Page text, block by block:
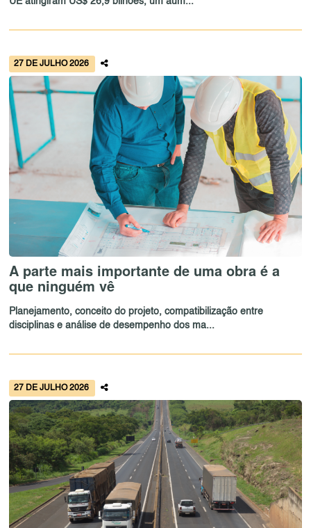
27 DE JULHO 2026
A parte mais importante de uma obra é a
que ninguém vê
Planejamento, conceito do projeto, compatibilização entre
disciplinas e análise de desempenho dos ma...
27 DE JULHO 2026